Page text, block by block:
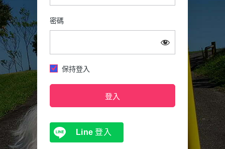
密碼
保持登入
Line 登入